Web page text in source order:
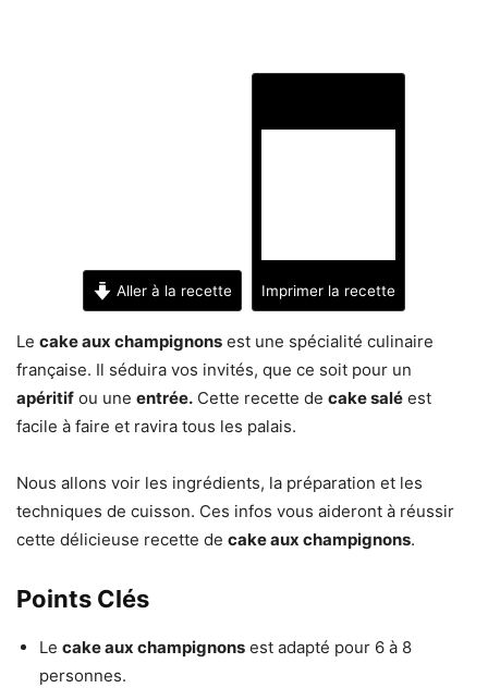
Aller à la recette Imprimer la recette
Le cake aux champignons est une spécialité culinaire
française. Il séduira vos invités, que ce soit pour un
apéritif ou une entrée. Cette recette de cake salé est
facile à faire et ravira tous les palais.
Nous allons voir les ingrédients, la préparation et les
techniques de cuisson. Ces infos vous aideront à réussir
cette délicieuse recette de cake aux champignons.
Points Clés
Le cake aux champignons est adapté pour 6 à 8
personnes.